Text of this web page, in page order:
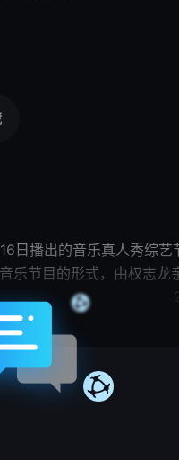
出的音乐真人秀综艺
由权志龙亲
12月，由金
Day》海报公开。同月
展开